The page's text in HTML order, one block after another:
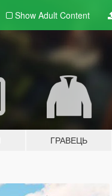
Show Adult Content
ГРАВЕЦЬ